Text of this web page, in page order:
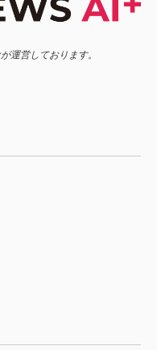
が運営しております。